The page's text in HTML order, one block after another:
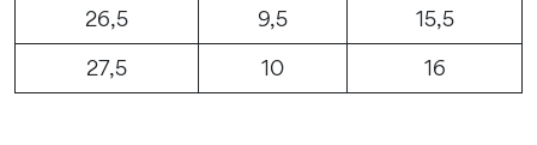
26,5
9,5
15,5
27,5
10 16